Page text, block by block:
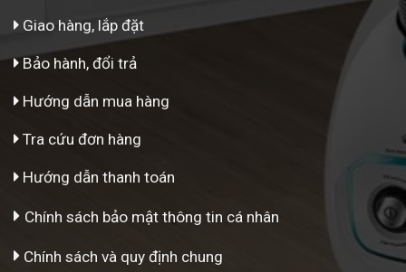
Giao hàng, lắp đặt
Bảo hành, đổi trả
Hướng dẫn mua hàng
Tra cứu đơn hàng
Hướng dẫn thanh toán
Chính sách bảo mật thông tin cá nhân
Chính sách và quy định chung